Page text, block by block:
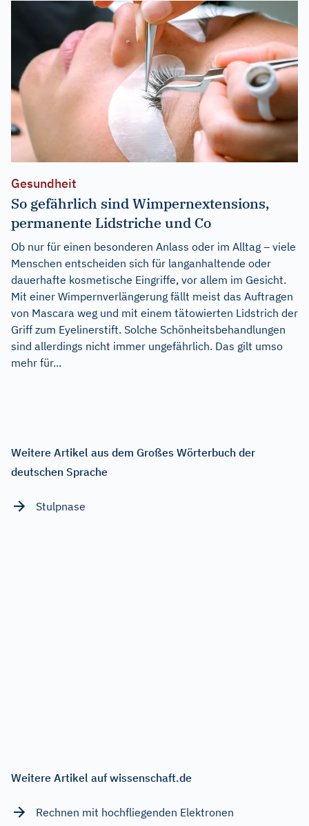
Gesundheit
So gefährlich sind Wimpernextensions,
permanente Lidstriche und Co
Ob nur für einen besonderen Anlass oder im Alltag – viele
Menschen entscheiden sich für langanhaltende oder
dauerhafte kosmetische Eingriffe, vor allem im Gesicht.
Mit einer Wimpernverlängerung fällt meist das Auftragen
von Mascara weg und mit einem tätowierten Lidstrich der
Griff zum Eyelinerstift. Solche Schönheitsbehandlungen
sind allerdings nicht immer ungefährlich. Das gilt umso
mehr für...
Weitere Artikel aus dem Großes Wörterbuch der
deutschen Sprache
Stulpnase
Weitere Artikel auf wissenschaft.de
Rechnen mit hochfliegenden Elektronen